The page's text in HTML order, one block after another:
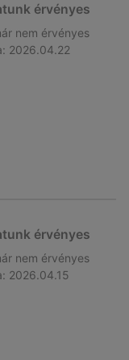
érvényes
nem érvényes
2026.04.22
érvényes
nem érvényes
2026.04.15